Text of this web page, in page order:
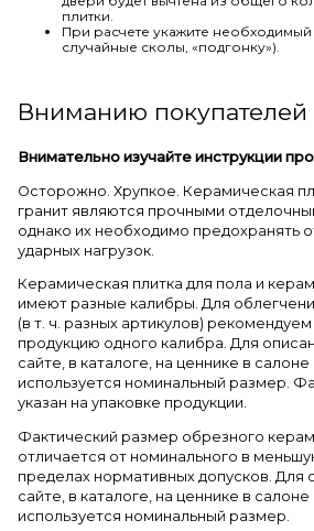
плитки.
При расчете укажите необходимый
случайные сколы, «подгонку»).
Вниманию покупателей
Внимательно изучайте инструкции
Осторожно. Хрупкое. Керамическая
гранит являются прочными
однако их необходимо предохранять
ударных нагрузок.
Керамическая плитка для пола и
имеют разные калибры. Для
(в т. ч. разных артикулов)
продукцию одного калибра. Для
сайте, в каталоге, на ценнике в
используется номинальный размер.
указан на упаковке продукции.
Фактический размер обрезного
отличается от номинального в
пределах нормативных допусков. Для
сайте, в каталоге, на ценнике в
используется номинальный размер.